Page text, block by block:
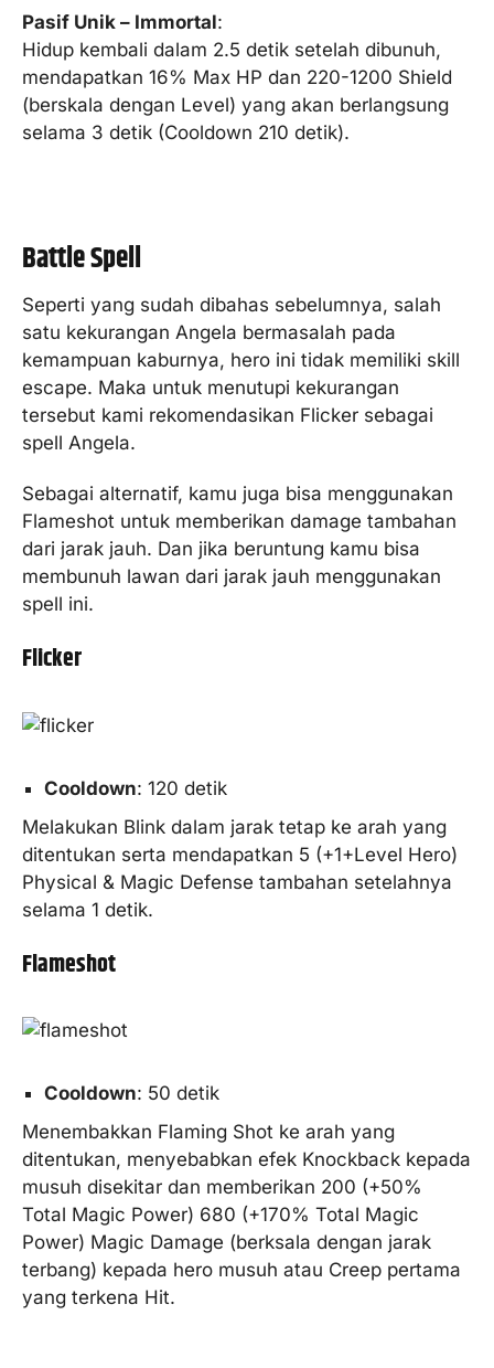
Pasif Unik – Immortal:
Hidup kembali dalam 2.5 detik setelah dibunuh,
mendapatkan 16% Max HP dan 220-1200 Shield
(berskala dengan Level) yang akan berlangsung
selama 3 detik (Cooldown 210 detik).
Battle Spell
Seperti yang sudah dibahas sebelumnya, salah
satu kekurangan Angela bermasalah pada
kemampuan kaburnya, hero ini tidak memiliki skill
escape. Maka untuk menutupi kekurangan
tersebut kami rekomendasikan Flicker sebagai
spell Angela.
Sebagai alternatif, kamu juga bisa menggunakan
Flameshot untuk memberikan damage tambahan
dari jarak jauh. Dan jika beruntung kamu bisa
membunuh lawan dari jarak jauh menggunakan
spell ini.
Flicker
Cooldown: 120 detik
Melakukan Blink dalam jarak tetap ke arah yang
ditentukan serta mendapatkan 5 (+1+Level Hero)
Physical & Magic Defense tambahan setelahnya
selama 1 detik.
Flameshot
Cooldown: 50 detik
Menembakkan Flaming Shot ke arah yang
ditentukan, menyebabkan efek Knockback kepada
musuh disekitar dan memberikan 200 (+50%
Total Magic Power) 680 (+170% Total Magic
Power) Magic Damage (berksala dengan jarak
terbang) kepada hero musuh atau Creep pertama
yang terkena Hit.